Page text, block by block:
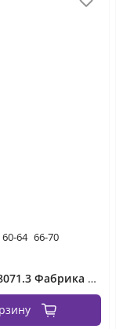
60-64 66-70
Платье УК-8071.3 Фабрика Моды